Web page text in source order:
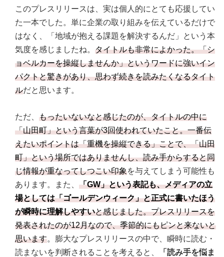
このプレスリリースは、実は個人的にとても応援してい
た一本でした。単に企業の取り組みを伝えているだけで
はなく、「地域が抱える課題を解決するんだ」という本
気度を感じましたね。 タイトルも非常によかった。「シ
ョベルカーを操縦しませんか」というワードに強いイン
パクトと驚きがあり、思わず続きを読みたくなるタイト
ルだと思います。
ただ、 もったいないなと感じたのが、タイトルの中に
「山田町」という言葉が3回使われていたこと。一番伝
えたいポイントは「重機を操縦できる」ことで、「山田
町」という場所ではありませんし、読み手からすると同
じ情報が重なってしつこい印象を与えてしまう可能性も
あります。また、 「GW」という表記も、メディアの立
場としては「ゴールデンウィーク」と正式に書いたほう
が瞬時に理解しやすいと感じました。プレスリリースを
発表されたのが12月なので、季節的にもピンと来ないと
思います。膨大なプレスリリースの中で、瞬時に読む・
読まないを判断されることを考えると、
「読み手を悩ま